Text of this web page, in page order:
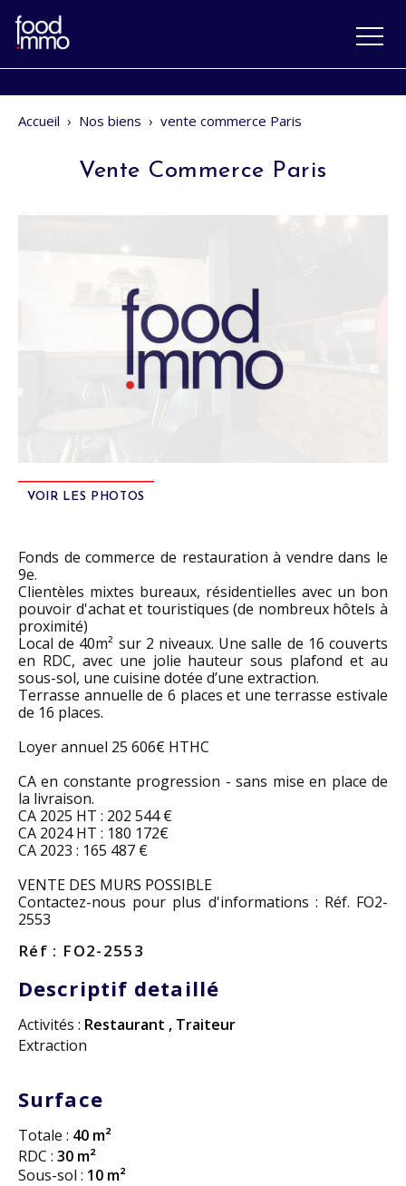
Accueil › Nos biens › vente commerce Paris
Vente Commerce Paris
VOIR LES PHOTOS
Fonds de commerce de restauration à vendre dans le
9e.
Clientèles mixtes bureaux, résidentielles avec un bon
pouvoir d'achat et touristiques (de nombreux hôtels à
proximité)
Local de 40m² sur 2 niveaux. Une salle de 16 couverts
en RDC, avec une jolie hauteur sous plafond et au
sous-sol, une cuisine dotée d’une extraction.
Terrasse annuelle de 6 places et une terrasse estivale
de 16 places.
Loyer annuel 25 606€ HTHC
CA en constante progression - sans mise en place de
la livraison.
CA 2025 HT : 202 544 €
CA 2024 HT : 180 172€
CA 2023 : 165 487 €
VENTE DES MURS POSSIBLE
Contactez-nous pour plus d'informations : Réf. FO2-
2553
Réf : FO2-2553
Descriptif detaillé
Activités : Restaurant , Traiteur
Extraction
Surface
Totale : 40 m²
RDC : 30 m²
Sous-sol : 10 m²